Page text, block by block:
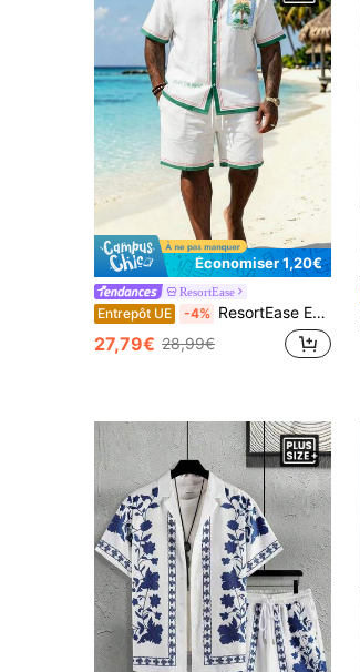
Économiser 1,20€
ResortEase
Entrepôt UE -4% ResortEase Ensemble chemise à manches courtes et short imprimé carte pour homme grande taille, tenue d'été mode vacances, vêtements de plage, style Miami, confortable grande taille, j'aime mon petit ami
27,79€ 28,99€